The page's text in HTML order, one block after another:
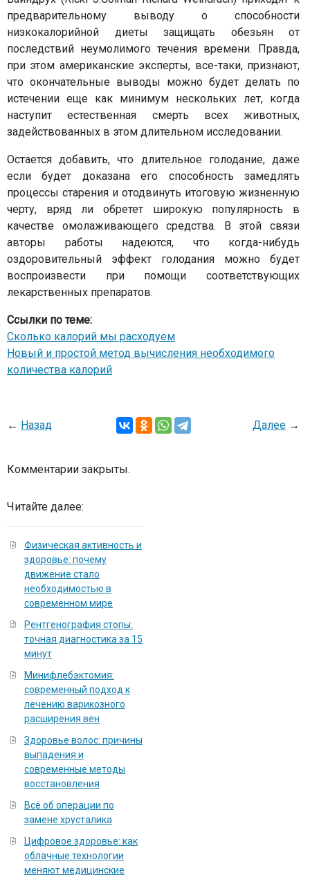
предварительному выводу о способности
низкокалорийной диеты защищать обезьян от
последствий неумолимого течения времени. Правда,
при этом американские эксперты, все-таки, признают,
что окончательные выводы можно будет делать по
истечении еще как минимум нескольких лет, когда
наступит естественная смерть всех животных,
задействованных в этом длительном исследовании.
Остается добавить, что длительное голодание, даже
если будет доказана его способность замедлять
процессы старения и отодвинуть итоговую жизненную
черту, вряд ли обретет широкую популярность в
качестве омолаживающего средства. В этой связи
авторы работы надеются, что когда-нибудь
оздоровительный эффект голодания можно будет
воспроизвести при помощи соответствующих
лекарственных препаратов.
Ссылки по теме:
Сколько калорий мы расходуем
Новый и простой метод вычисления необходимого
количества калорий
← Назад Далее →
Комментарии закрыты.
Читайте далее:
Физическая активность и
здоровье: почему
движение стало
необходимостью в
современном мире
Рентгенография стопы:
точная диагностика за 15
минут
Минифлебэктомия:
современный подход к
лечению варикозного
расширения вен
Здоровье волос: причины
выпадения и
современные методы
восстановления
Всё об операции по
замене хрусталика
Цифровое здоровье: как
облачные технологии
меняют медицинские